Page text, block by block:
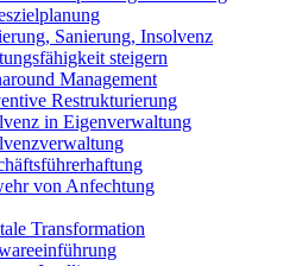
Sanierung, Insolvenz
steigern
Management
Restrukturierung
in Eigenverwaltung
von Anfechtung
Transformation